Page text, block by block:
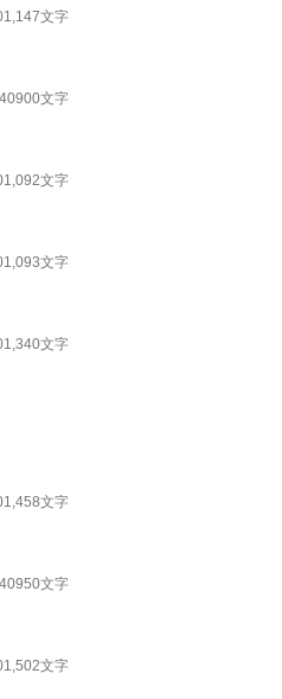
1,147文字
900文字
1,092文字
1,093文字
1,340文字
1,458文字
950文字
1,502文字